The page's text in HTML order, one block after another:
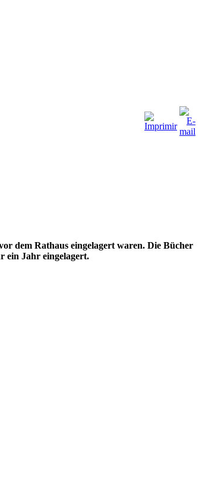
dem Rathaus eingelagert waren. Die Bücher
ein Jahr eingelagert.